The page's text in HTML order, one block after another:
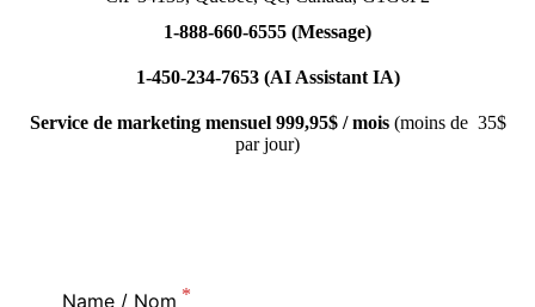
1-888-660-6555 (Message)
1-450-234-7653 (AI Assistant IA)
Service de marketing mensuel 999,95$ / mois (moins de 35$
par jour)
Name / Nom